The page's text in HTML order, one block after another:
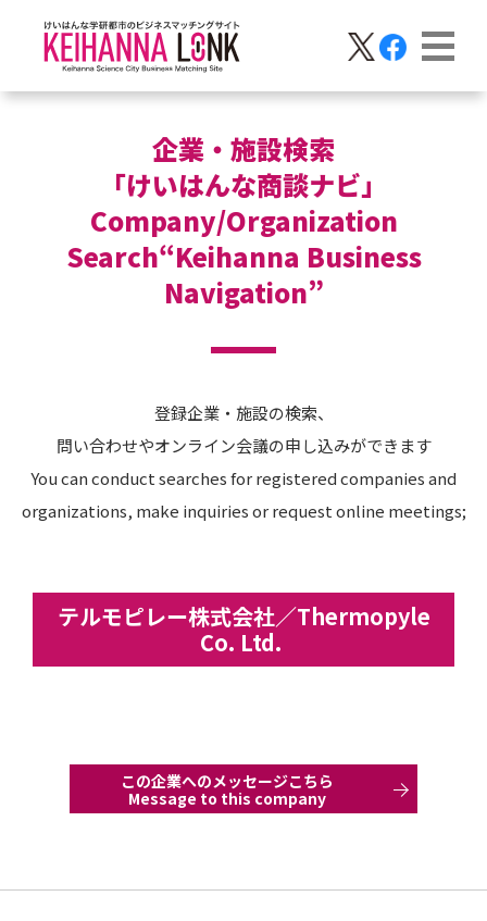
企業・施設検索
「けいはんな商談ナビ」
Company/Organization
Search“Keihanna Business
Navigation”
登録企業・施設の検索、
問い合わせやオンライン会議の申し込みができます
You can conduct searches for registered companies and
organizations, make inquiries or request online meetings;
テルモピレー株式会社／Thermopyle
Co. Ltd.
この企業へのメッセージこちら
Message to this company